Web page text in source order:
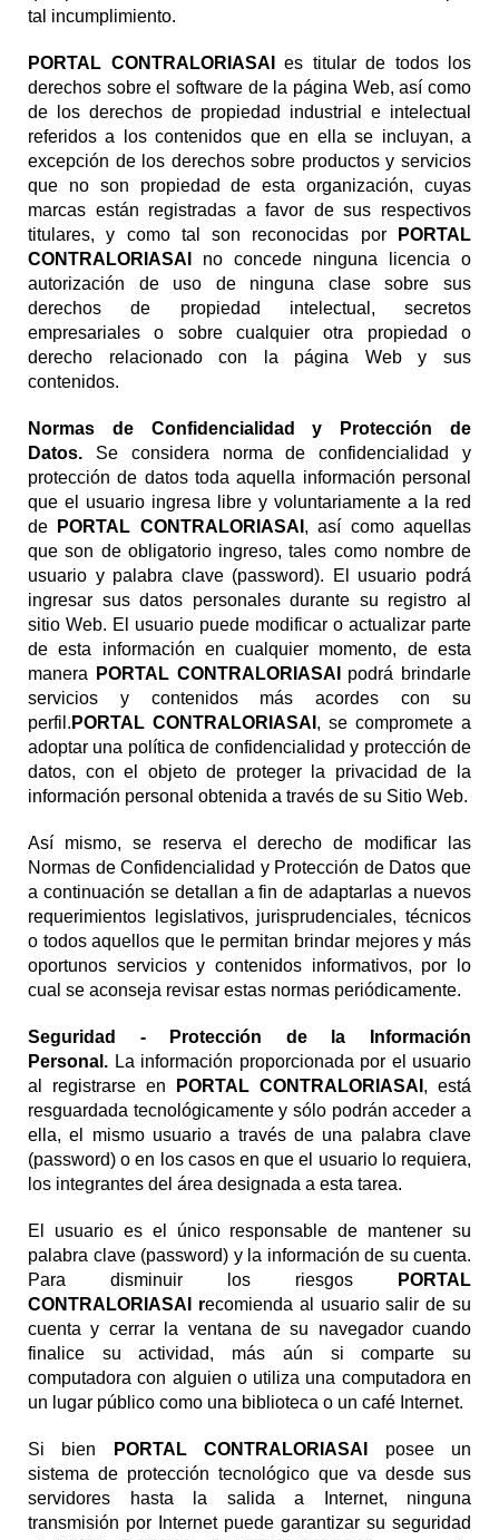
tal incumplimiento.
PORTAL CONTRALORIASAI es titular de todos los
derechos sobre el software de la página Web, así como
de los derechos de propiedad industrial e intelectual
referidos a los contenidos que en ella se incluyan, a
excepción de los derechos sobre productos y servicios
que no son propiedad de esta organización, cuyas
marcas están registradas a favor de sus respectivos
titulares, y como tal son reconocidas por
PORTAL
CONTRALORIASAI no concede ninguna licencia o
autorización de uso de ninguna clase sobre sus
derechos de propiedad intelectual, secretos
empresariales o sobre cualquier otra propiedad o
derecho relacionado con la página Web y sus
contenidos.
Normas de Confidencialidad y Protección de
Datos. Se considera norma de confidencialidad y
protección de datos toda aquella información personal
que el usuario ingresa libre y voluntariamente a la red
de
PORTAL CONTRALORIASAI , así como aquellas
que son de obligatorio ingreso, tales como nombre de
usuario y palabra clave (password). El usuario podrá
ingresar sus datos personales durante su registro al
sitio Web. El usuario puede modificar o actualizar parte
de esta información en cualquier momento, de esta
manera
PORTAL CONTRALORIASAI podrá brindarle
servicios y contenidos más acordes con su
perfil. PORTAL CONTRALORIASAI , se compromete a
adoptar una política de confidencialidad y protección de
datos, con el objeto de proteger la privacidad de la
información personal obtenida a través de su Sitio Web.
Así mismo, se reserva el derecho de modificar las
Normas de Confidencialidad y Protección de Datos que
a continuación se detallan a fin de adaptarlas a nuevos
requerimientos legislativos, jurisprudenciales, técnicos
o todos aquellos que le permitan brindar mejores y más
oportunos servicios y contenidos informativos, por lo
cual se aconseja revisar estas normas periódicamente.
Seguridad - Protección de la Información
Personal. La información proporcionada por el usuario
al registrarse en
PORTAL CONTRALORIASAI , está
resguardada tecnológicamente y sólo podrán acceder a
ella, el mismo usuario a través de una palabra clave
(password) o en los casos en que el usuario lo requiera,
los integrantes del área designada a esta tarea.
El usuario es el único responsable de mantener su
palabra clave (password) y la información de su cuenta.
Para disminuir los riesgos
PORTAL
CONTRALORIASAI recomienda al usuario salir de su
cuenta y cerrar la ventana de su navegador cuando
finalice su actividad, más aún si comparte su
computadora con alguien o utiliza una computadora en
un lugar público como una biblioteca o un café Internet.
Si bien PORTAL CONTRALORIASAI posee un
sistema de protección tecnológico que va desde sus
servidores hasta la salida a Internet, ninguna
transmisión por Internet puede garantizar su seguridad